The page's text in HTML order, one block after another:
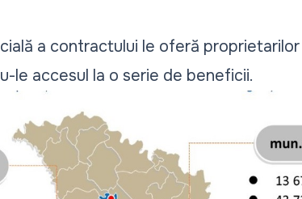
a contractului le oferă
le accesul la o serie de beneficii.